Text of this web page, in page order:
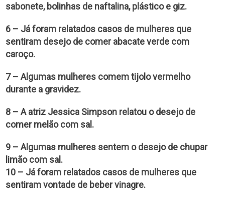
sabonete, bolinhas de naftalina, plástico e giz.
6 – Já foram relatados casos de mulheres que
sentiram desejo de comer abacate verde com
caroço.
7 – Algumas mulheres comem tijolo vermelho
durante a gravidez.
8 – A atriz Jessica Simpson relatou o desejo de
comer melão com sal.
9 – Algumas mulheres sentem o desejo de chupar
limão com sal.
10 – Já foram relatados casos de mulheres que
sentiram vontade de beber vinagre.